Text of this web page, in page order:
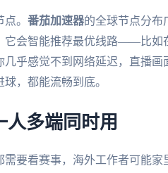
。 番茄加速器的全球节点分布
它会智能推荐最优线路——比如
乎感觉不到网络延迟，直播
，都能流畅到底。
人多端同时用
要看赛事，海外工作者可能家